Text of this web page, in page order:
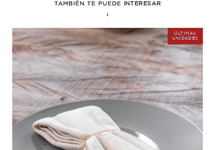
TAMBIÉN TE PUEDE
INTERESAR
↓